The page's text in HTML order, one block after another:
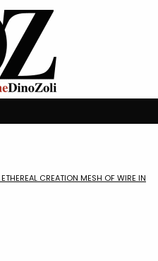
CREATION MESH OF WIRE IN